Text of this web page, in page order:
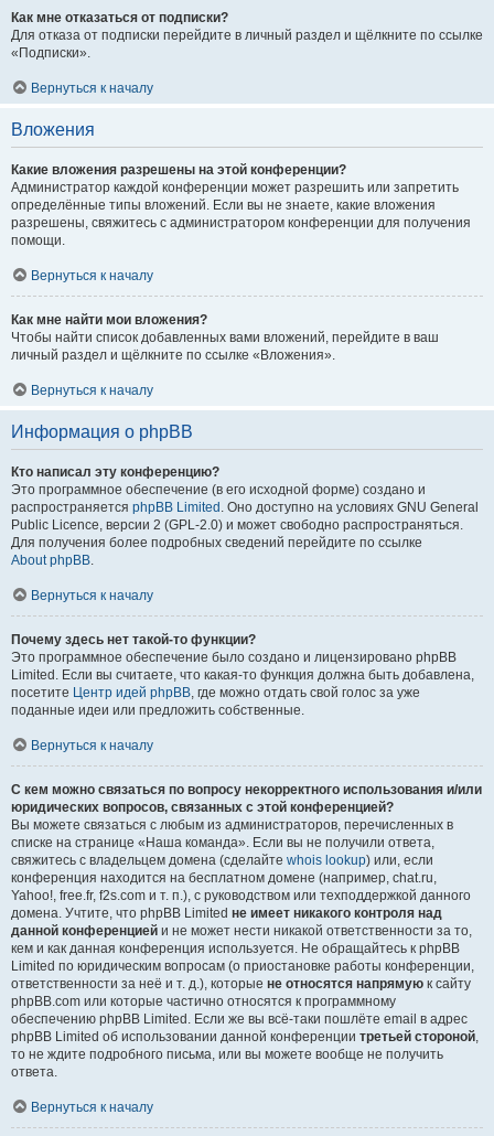
Как мне отказаться от подписки?
Для отказа от подписки перейдите в личный раздел и щёлкните по ссылке
«Подписки».
Вернуться к началу
Вложения
Какие вложения разрешены на этой конференции?
Администратор каждой конференции может разрешить или запретить
определённые типы вложений. Если вы не знаете, какие вложения
разрешены, свяжитесь с администратором конференции для получения
помощи.
Вернуться к началу
Как мне найти мои вложения?
Чтобы найти список добавленных вами вложений, перейдите в ваш
личный раздел и щёлкните по ссылке «Вложения».
Вернуться к началу
Информация о phpBB
Кто написал эту конференцию?
Это программное обеспечение (в его исходной форме) создано и
распространяется phpBB Limited . Оно доступно на условиях GNU General
Public Licence, версии 2 (GPL-2.0) и может свободно распространяться.
Для получения более подробных сведений перейдите по ссылке
About phpBB.
Вернуться к началу
Почему здесь нет такой-то функции?
Это программное обеспечение было создано и лицензировано phpBB
Limited. Если вы считаете, что какая-то функция должна быть добавлена,
посетите Центр идей phpBB, где можно отдать свой голос за уже
поданные идеи или предложить собственные.
Вернуться к началу
С кем можно связаться по вопросу некорректного использования и/или
юридических вопросов, связанных с этой конференцией?
Вы можете связаться с любым из администраторов, перечисленных в
списке на странице «Наша команда». Если вы не получили ответа,
свяжитесь с владельцем домена (сделайте whois lookup) или, если
конференция находится на бесплатном домене (например, chat.ru,
Yahoo!, free.fr, f2s.com и т. п.), с руководством или техподдержкой данного
домена. Учтите, что phpBB Limited не имеет никакого контроля над
данной конференцией и не может нести никакой ответственности за то,
кем и как данная конференция используется. Не обращайтесь к phpBB
Limited по юридическим вопросам (о приостановке работы конференции,
ответственности за неё и т. д.), которые не относятся напрямую к сайту
phpBB.com или которые частично относятся к программному
обеспечению phpBB Limited. Если же вы всё-таки пошлёте email в адрес
phpBB Limited об использовании данной конференции третьей стороной,
то не ждите подробного письма, или вы можете вообще не получить
ответа.
Вернуться к началу